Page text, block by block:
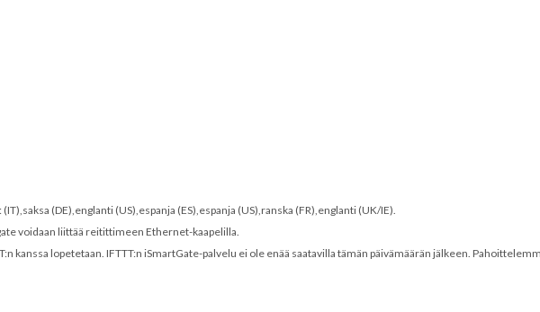
(DE),englanti (US),espanja (ES),espanja (US),ranska (FR),englanti (UK/IE).
voidaan liittää reitittimeen Ethernet-kaapelilla.
kanssa lopetetaan. IFTTT:n iSmartGate-palvelu ei ole enää saatavilla tämän päivämäärän jälkeen.